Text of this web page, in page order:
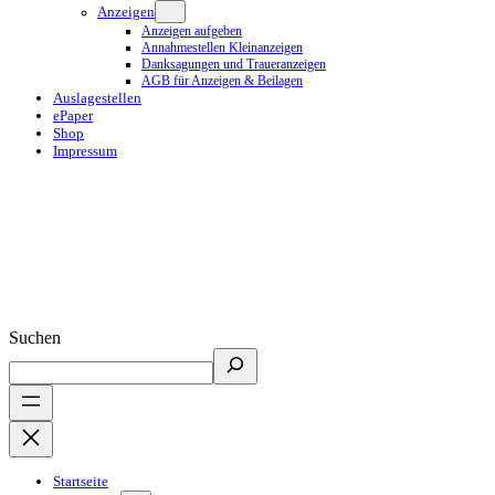
Anzeigen
Anzeigen aufgeben
Annahmestellen Kleinanzeigen
Danksagungen und Traueranzeigen
AGB für Anzeigen & Beilagen
Auslagestellen
ePaper
Shop
Impressum
Suchen
Startseite